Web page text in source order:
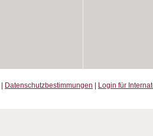
Datenschutzbestimmungen Login für